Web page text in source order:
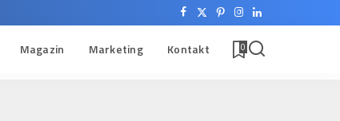
Magazin Marketing Kontakt 0